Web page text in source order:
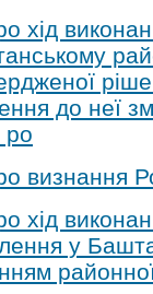
хід
до неї
ро
визнання
хід
у